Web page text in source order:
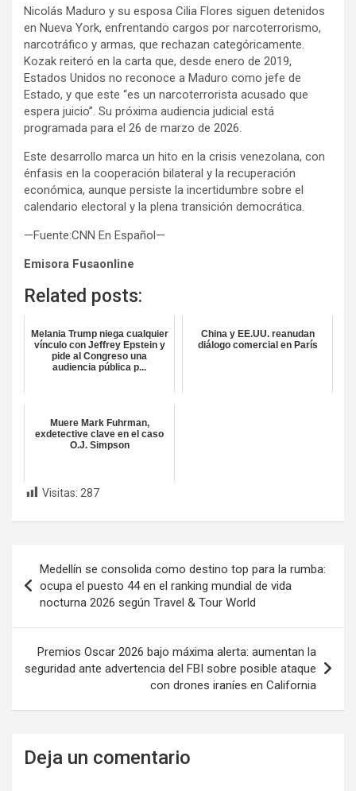
Nicolás Maduro y su esposa Cilia Flores siguen detenidos
en Nueva York, enfrentando cargos por narcoterrorismo,
narcotráfico y armas, que rechazan categóricamente.
Kozak reiteró en la carta que, desde enero de 2019,
Estados Unidos no reconoce a Maduro como jefe de
Estado, y que este “es un narcoterrorista acusado que
espera juicio”. Su próxima audiencia judicial está
programada para el 26 de marzo de 2026.
Este desarrollo marca un hito en la crisis venezolana, con
énfasis en la cooperación bilateral y la recuperación
económica, aunque persiste la incertidumbre sobre el
calendario electoral y la plena transición democrática.
—Fuente:CNN En Español—
Emisora Fusaonline
Related posts:
Melania Trump niega cualquier
vínculo con Jeffrey Epstein y
pide al Congreso una
audiencia pública p...
China y EE.UU. reanudan
diálogo comercial en París
Muere Mark Fuhrman,
exdetective clave en el caso
O.J. Simpson
Visitas: 287
de
entradas
Medellín se consolida como destino top para la rumba:
ocupa el puesto 44 en el ranking mundial de vida
nocturna 2026 según Travel & Tour World
Premios Oscar 2026 bajo máxima alerta: aumentan la
seguridad ante advertencia del FBI sobre posible ataque
con drones iraníes en California
Deja un comentario